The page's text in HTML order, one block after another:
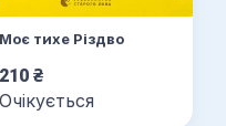
Моє тихе Різдво
210 ₴
Очікується